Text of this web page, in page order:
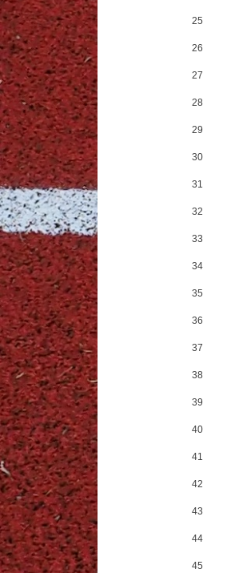
25
26
27
28
29
30
31
32
33
34
35
36
37
38
39
40
41
42
43
44
45